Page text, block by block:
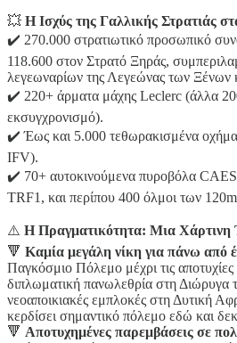
💥 Η Ισχύς της Γαλλικής Στρατιάς
✔️ 270.000 στρατιωτικό προσωπικό
118.600 στον Στρατό Ξηράς,
λεγεωναρίων της Λεγεώνας των Ξένων
✔️ 220+ άρματα μάχης Leclerc (άλλα
εκσυγχρονισμό).
✔️ Έως και 5.000 τεθωρακισμένα
IFV).
✔️ 70+ αυτοκινούμενα πυροβόλα
TRF1, και περίπου 400 όλμοι των
⚠️ Η Πραγματικότητα: Μια Χάρτινη
🔻 Καμία μεγάλη νίκη για πάνω από
Παγκόσμιο Πόλεμο μέχρι τις
διπλωματική πανωλεθρία στη Διώρυγα
νεοαποικιακές εμπλοκές στη Δυτική
κερδίσει σημαντικό πόλεμο εδώ και
🔻 Αποτυχημένες παρεμβάσεις σε